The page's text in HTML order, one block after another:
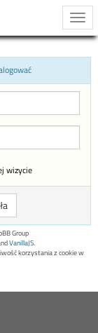
wizycie
Group
VanillaJS.
korzystania z cookie w